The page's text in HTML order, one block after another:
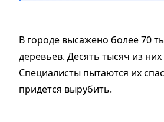
В городе высажено более 70
деревьев. Десять тысяч из
Специалисты пытаются их
придется вырубить.